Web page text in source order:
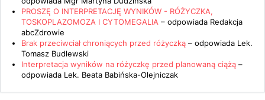
PROSZĘ O INTERPRETACJĘ WYNIKÓW - RÓŻYCZKA,
TOSKOPLAZOMOZA I CYTOMEGALIA – odpowiada Redakcja
abcZdrowie
Brak przeciwciał chroniących przed różyczką – odpowiada Lek.
Tomasz Budlewski
Interpretacja wyników na różyczkę przed planowaną ciążą –
odpowiada Lek. Beata Babińska-Olejniczak